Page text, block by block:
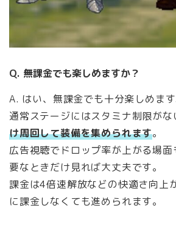
Q. 無課金でも楽しめますか？
A. はい、無課金でも十分楽しめます
通常ステージにはスタミナ制限がな
け周回して装備を集められます。
広告視聴でドロップ率が上がる場
要なときだけ見れば大丈夫です。
課金は4倍速解放などの快適さ向上
に課金しなくても進められます。